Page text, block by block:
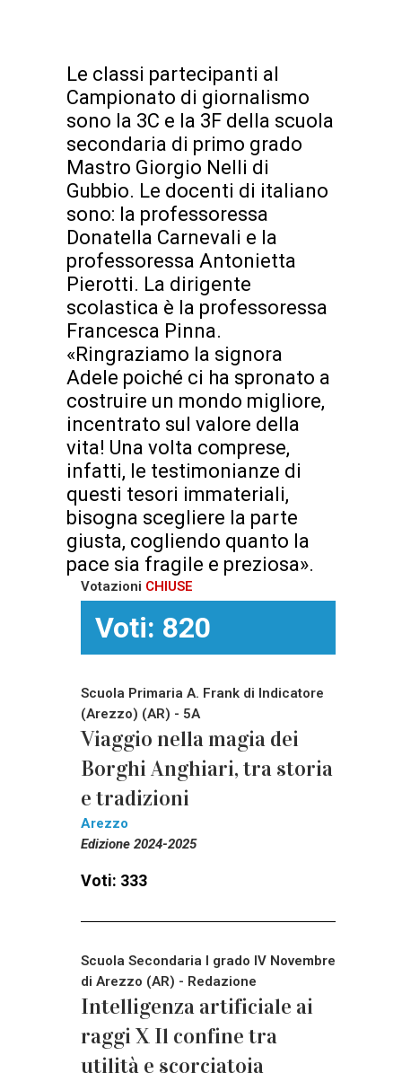
Le classi partecipanti al
Campionato di giornalismo
sono la 3C e la 3F della scuola
secondaria di primo grado
Mastro Giorgio Nelli di
Gubbio. Le docenti di italiano
sono: la professoressa
Donatella Carnevali e la
professoressa Antonietta
Pierotti. La dirigente
scolastica è la professoressa
Francesca Pinna.
«Ringraziamo la signora
Adele poiché ci ha spronato a
costruire un mondo migliore,
incentrato sul valore della
vita! Una volta comprese,
infatti, le testimonianze di
questi tesori immateriali,
bisogna scegliere la parte
giusta, cogliendo quanto la
pace sia fragile e preziosa».
Votazioni CHIUSE
Voti: 820
Scuola Primaria A. Frank di Indicatore
(Arezzo) (AR) - 5A
Viaggio nella magia dei
Borghi Anghiari, tra storia
e tradizioni
Arezzo
Edizione 2024-2025
Voti: 333
Scuola Secondaria I grado IV Novembre
di Arezzo (AR) - Redazione
Intelligenza artificiale ai
raggi X Il confine tra
utilità e scorciatoia